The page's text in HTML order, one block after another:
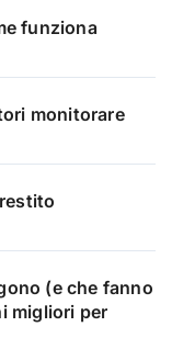
funziona
monitorare
(e che fanno
migliori per